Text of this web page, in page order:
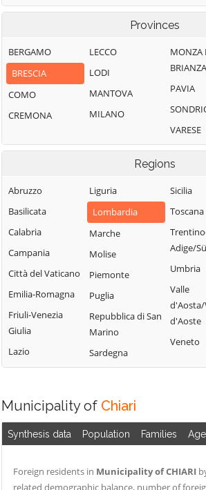
Barbariga
Bassano
Bresciano
Bedizzole
Berlingo
Berzo Inferiore
Bione
Borgo San
Giacomo
Borgosatollo
Borno
Botticino
Bovegno
Bovezzo
Brandico
Brione
Calcinato
Gianico
Gottolengo
Gussago
Idro
Incudine
Irma
Isorella
Leno
Limone sul Garda
Lodrino
Lograto
Lonato del Garda
Longhena
Losine
Lozio
Lumezzane
Magasa
Mairano
Malegno
Manerba del
Ponte di
Pontevico
Pontoglio
Pozzolengo
Pralboino
Preseglie
Prevalle
Provaglio
Sabbia
Puegnago
Garda
Quinzano
Remedello
Rezzato
Sabbio
Salò
Provinces
BERGAMO
BRESCIA
COMO
CREMONA
LECCO
LODI
MANTOVA
MILANO
MONZA
BRIANZA
PAVIA
VARESE
Regions
Abruzzo
Basilicata
Calabria
Campania
Città del Vaticano
Emilia-Romagna
Friuli-Venezia
Giulia
Lazio
Liguria
Lombardia
Marche
Molise
Piemonte
Puglia
Repubblica di San
Marino
Sardegna
Sicilia
Toscana
Adige/
Umbria
Valle
d'Aosta/
d'Aoste
Veneto
Municipality of Chiari
Synthesis data Population Families Age
Foreign residents in Municipality of CHIARI
related demographic balance, number of